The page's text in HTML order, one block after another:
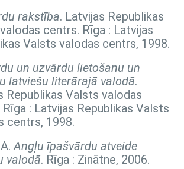
rakstība. Latvijas Republikas
centrs. Rīga : Latvijas
Valsts valodas centrs, 1998.
un uzvārdu lietošanu un
latviešu literārajā valodā.
Republikas Valsts valodas
: Latvijas Republikas Valsts
centrs, 1998.
Angļu īpašvārdu atveide
valodā. Rīga : Zinātne, 2006.